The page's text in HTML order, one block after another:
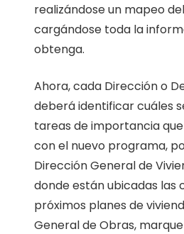
realizándose un mapeo
cargándose toda la
obtenga.
Ahora, cada Dirección o
deberá identificar cuáles
tareas de importancia
con el nuevo programa,
Dirección General de
donde están ubicadas las
próximos planes de
General de Obras,